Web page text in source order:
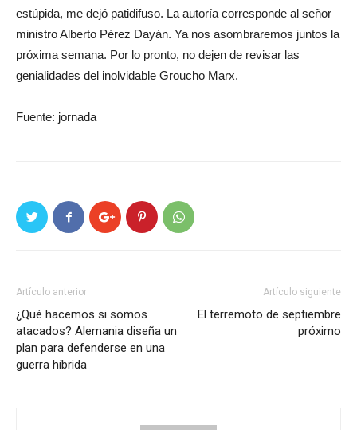
estúpida, me dejó patidifuso. La autoría corresponde al señor
ministro Alberto Pérez Dayán. Ya nos asombraremos juntos la
próxima semana. Por lo pronto, no dejen de revisar las
genialidades del inolvidable Groucho Marx.
Fuente: jornada
Artículo anterior
¿Qué hacemos si somos
atacados? Alemania diseña un
plan para defenderse en una
guerra híbrida
Artículo siguiente
El terremoto de septiembre
próximo